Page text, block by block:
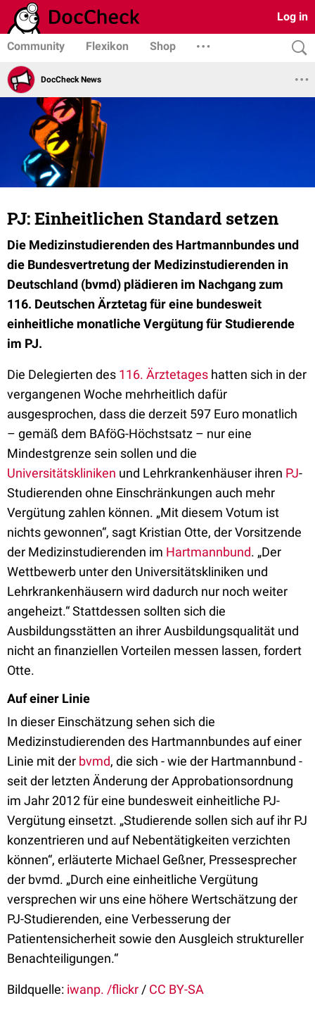
Log in
Community Flexikon Shop
DocCheck News
PJ: Einheitlichen Standard setzen
Die Medizinstudierenden des Hartmannbundes und
die Bundesvertretung der Medizinstudierenden in
Deutschland (bvmd) plädieren im Nachgang zum
116. Deutschen Ärztetag für eine bundesweit
einheitliche monatliche Vergütung für Studierende
im PJ.
Die Delegierten des 116. Ärztetages hatten sich in der
vergangenen Woche mehrheitlich dafür
ausgesprochen, dass die derzeit 597 Euro monatlich
– gemäß dem BAföG-Höchstsatz – nur eine
Mindestgrenze sein sollen und die
Universitätskliniken und Lehrkrankenhäuser ihren PJ-
Studierenden ohne Einschränkungen auch mehr
Vergütung zahlen können. „Mit diesem Votum ist
nichts gewonnen“, sagt Kristian Otte, der Vorsitzende
der Medizinstudierenden im Hartmannbund. „Der
Wettbewerb unter den Universitätskliniken und
Lehrkrankenhäusern wird dadurch nur noch weiter
angeheizt.“ Stattdessen sollten sich die
Ausbildungsstätten an ihrer Ausbildungsqualität und
nicht an finanziellen Vorteilen messen lassen, fordert
Otte.
Auf einer Linie
In dieser Einschätzung sehen sich die
Medizinstudierenden des Hartmannbundes auf einer
Linie mit der bvmd, die sich - wie der Hartmannbund -
seit der letzten Änderung der Approbationsordnung
im Jahr 2012 für eine bundesweit einheitliche PJ-
Vergütung einsetzt. „Studierende sollen sich auf ihr PJ
konzentrieren und auf Nebentätigkeiten verzichten
können“, erläuterte Michael Geßner, Pressesprecher
der bvmd. „Durch eine einheitliche Vergütung
versprechen wir uns eine höhere Wertschätzung der
PJ-Studierenden, eine Verbesserung der
Patientensicherheit sowie den Ausgleich struktureller
Benachteiligungen.“
Bildquelle: iwanp. /flickr / CC BY-SA